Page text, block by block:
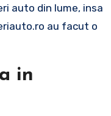
auto din lume, insa
au facut o
in